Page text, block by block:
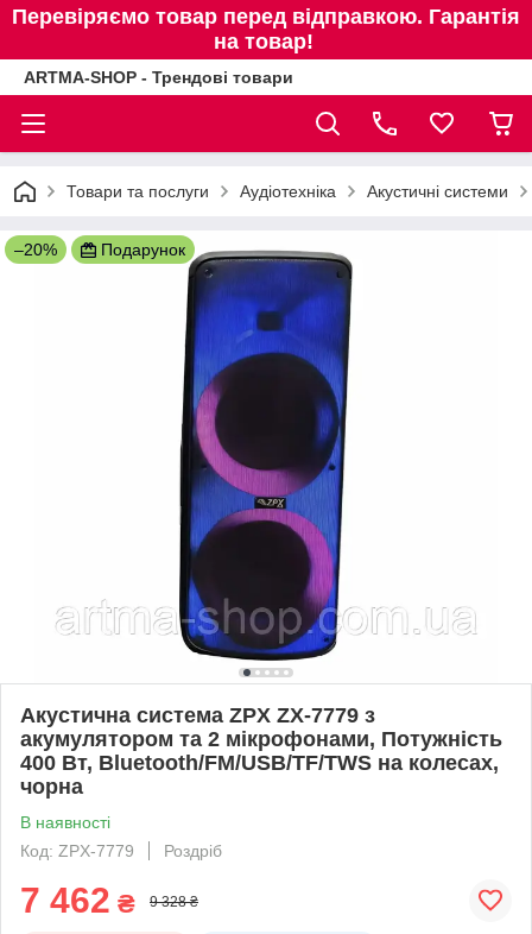
Перевіряємо товар перед відправкою. Гарантія
на товар!
ARTMA-SHOP - Трендові товари
Товари та послуги Аудіотехніка Акустичні системи
–20% Подарунок
Акустична система ZPX ZX-7779 з
акумулятором та 2 мікрофонами, Потужність
400 Вт, Bluetooth/FM/USB/TF/TWS на колесах,
чорна
В наявності
Код: ZPX-7779
Роздріб
7 462 ₴ 9 328 ₴